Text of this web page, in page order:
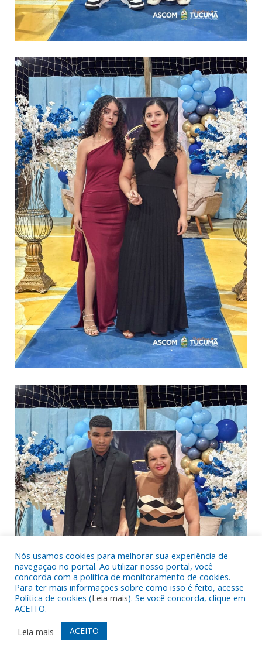
Nós usamos cookies para melhorar sua experiência de
navegação no portal. Ao utilizar nosso portal, você
concorda com a política de monitoramento de cookies.
Para ter mais informações sobre como isso é feito, acesse
Política de cookies (Leia mais). Se você concorda, clique em
ACEITO.
Leia mais
ACEITO